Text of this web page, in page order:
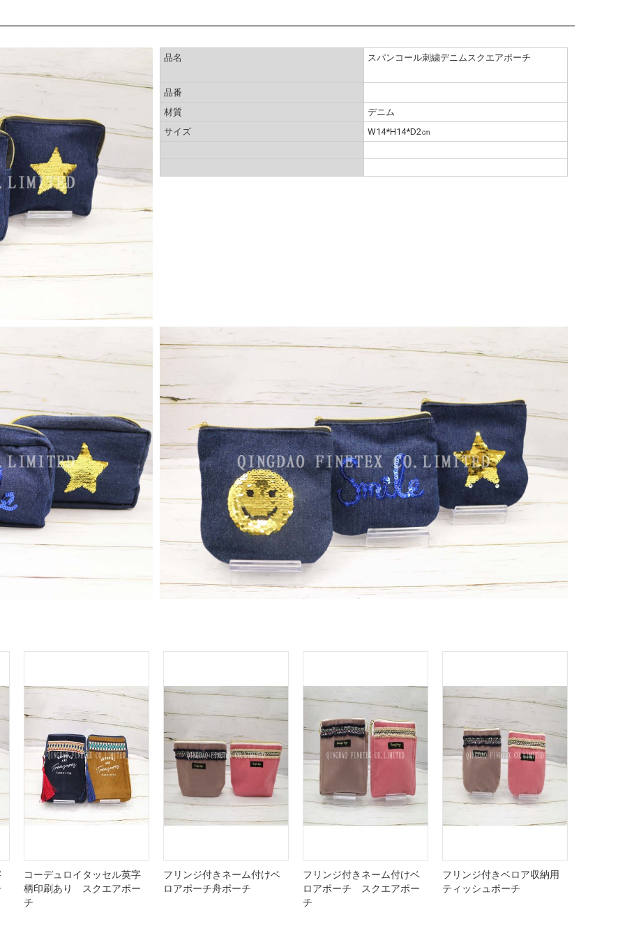
品名 スパンコール刺繍デニムスクエアポーチ
品番
材質
デニム
サイズ
W14*H14*D2㎝
コーデュロイタッセル英字
柄印刷あり スクエアポー
チ
フリンジ付きネーム付けベ
ロアポーチ舟ポーチ
フリンジ付きネーム付けベ
ロアポーチ スクエアポー
チ
フリンジ付きベロア収納用
ティッシュポーチ